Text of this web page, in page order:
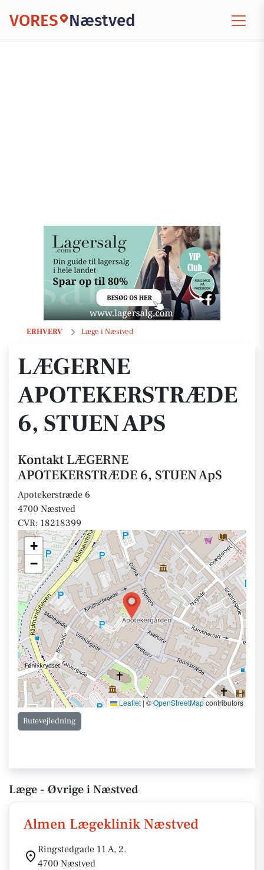
VORES Næstved
ERHVERV Læge i Næstved
LÆGERNE APOTEKERSTRÆDE 6, STUEN ApS
LÆGERNE
APOTEKERSTRÆDE
6, STUEN APS
Kontakt LÆGERNE
APOTEKERSTRÆDE 6, STUEN ApS
Apotekerstræde 6
4700 Næstved
CVR: 18218399
+
−
Leaflet |©OpenStreetMapcontributors
Rutevejledning
Læge - Øvrige i Næstved
Almen Lægeklinik Næstved
Ringstedgade 11 A, 2.
4700 Næstved